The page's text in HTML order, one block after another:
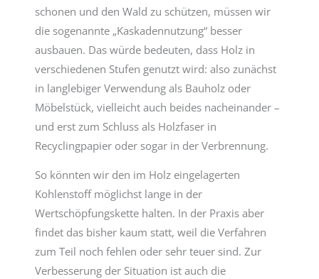
schonen und den Wald zu schützen, müssen wir
die sogenannte „Kaskadennutzung“ besser
ausbauen. Das würde bedeuten, dass Holz in
verschiedenen Stufen genutzt wird: also zunächst
in langlebiger Verwendung als Bauholz oder
Möbelstück, vielleicht auch beides nacheinander –
und erst zum Schluss als Holzfaser in
Recyclingpapier oder sogar in der Verbrennung.
So könnten wir den im Holz eingelagerten
Kohlenstoff möglichst lange in der
Wertschöpfungskette halten. In der Praxis aber
findet das bisher kaum statt, weil die Verfahren
zum Teil noch fehlen oder sehr teuer sind. Zur
Verbesserung der Situation ist auch die